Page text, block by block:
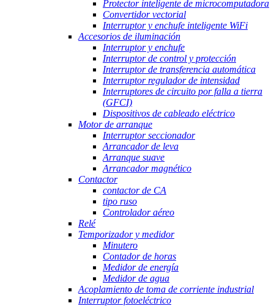
Protector inteligente de microcomputadora
Convertidor vectorial
Interruptor y enchufe inteligente WiFi
Accesorios de iluminación
Interruptor y enchufe
Interruptor de control y protección
Interruptor de transferencia automática
Interruptor regulador de intensidad
Interruptores de circuito por falla a tierra
(GFCI)
Dispositivos de cableado eléctrico
Motor de arranque
Interruptor seccionador
Arrancador de leva
Arranque suave
Arrancador magnético
Contactor
contactor de CA
tipo ruso
Controlador aéreo
Relé
Temporizador y medidor
Minutero
Contador de horas
Medidor de energía
Medidor de agua
Acoplamiento de toma de corriente industrial
Interruptor fotoeléctrico